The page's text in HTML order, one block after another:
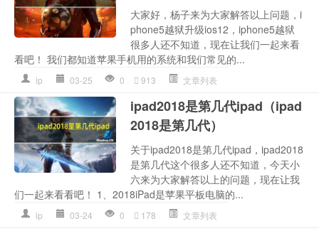
大家好，杨子来为大家解答以上问题，i
phone5越狱升级ios12，iphone5越狱
很多人还不知道，现在让我们一起来看
看吧！ 我们都知道苹果手机用的系统和我们常见的...
ip 03-25 0 913 文章列表
ipad2018是第几代ipad（ipad
2018是第几代）
关于ipad2018是第几代ipad，ipad2018
是第几代这个很多人还不知道，今天小
六来为大家解答以上的问题，现在让我
们一起来看看吧！ 1、2018iPad是苹果平板电脑的...
ip 03-24 0 178 文章列表